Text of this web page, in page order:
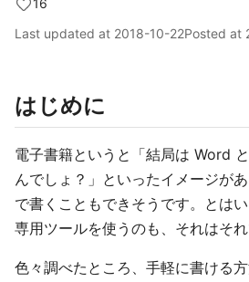
16
Last updated at 2018-10-22Posted at
はじめに
電子書籍というと「結局は Word
んでしょ？」といったイメージが
で書くこともできそうです。とは
専用ツールを使うのも、それはそれ
色々調べたところ、手軽に書ける